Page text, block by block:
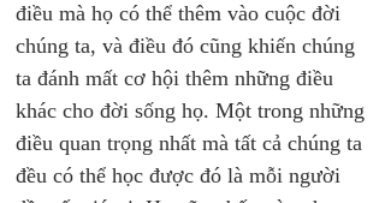
điều mà họ có thể thêm vào cuộc đời
chúng ta, và điều đó cũng khiến chúng
ta đánh mất cơ hội thêm những điều
khác cho đời sống họ. Một trong những
điều quan trọng nhất mà tất cả chúng ta
đều có thể học được đó là mỗi người